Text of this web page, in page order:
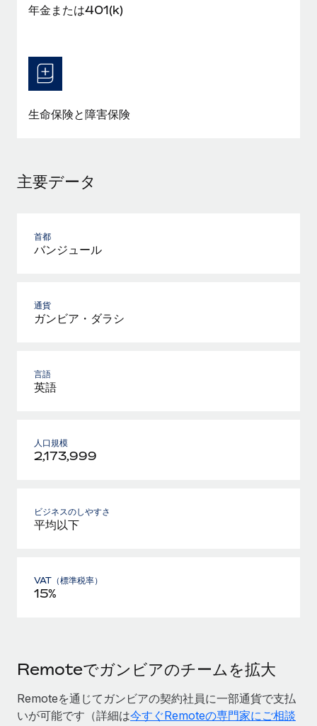
給与詐欺：種類、事例、ビジネスを守る方法
ム間で頻繁に移動しているためです。このため、自社のビジネス
を保護することは極めて重要です。...
年金または401(k)
生命保険と障害保険
主要データ
首都
バンジュール
通貨
ガンビア・ダラシ
言語
英語
人口規模
2,173,999
ビジネスのしやすさ
平均以下
VAT（標準税率）
15%
Remoteでガンビアのチームを拡大
Remoteを通じてガンビアの契約社員に一部通貨で支払
いが可能です（詳細は今すぐRemoteの専門家にご相談